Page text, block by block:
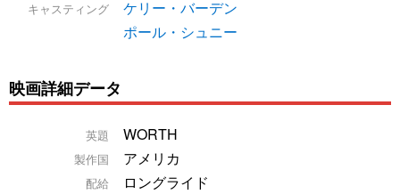
キャスティング
ケリー・バーデン
ポール・シュニー
映画詳細データ
英題 WORTH
製作国 アメリカ
配給 ロングライド